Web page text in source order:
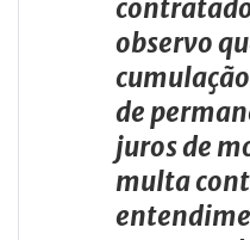
observo
de
juros de
multa